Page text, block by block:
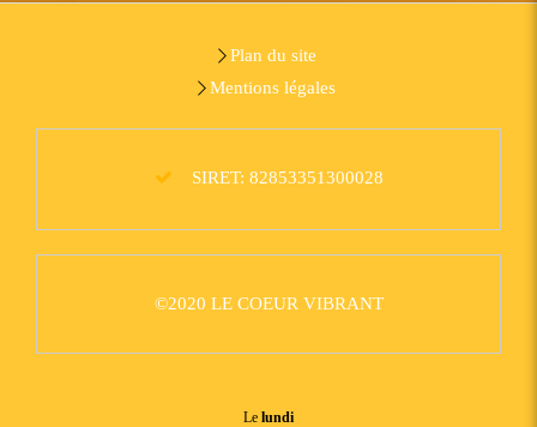
Plan du site
Mentions légales
SIRET: 82853351300028
©2020 LE COEUR VIBRANT
Le lundi